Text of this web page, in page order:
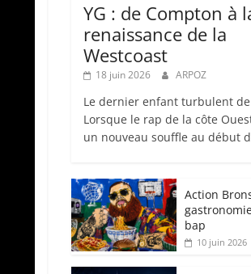
YG : de Compton à
renaissance de la
Westcoast
18 juin 2026 ARPOZ
Le dernier enfant turbulent
Lorsque le rap de la côte
un nouveau souffle au début
Action
bap
10 juin 2026